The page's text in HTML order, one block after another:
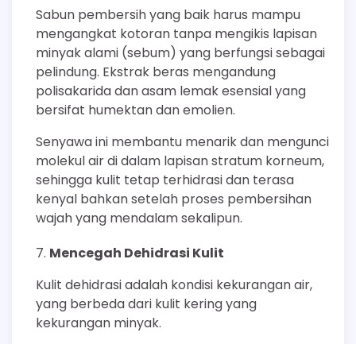
Sabun pembersih yang baik harus mampu
mengangkat kotoran tanpa mengikis lapisan
minyak alami (sebum) yang berfungsi sebagai
pelindung. Ekstrak beras mengandung
polisakarida dan asam lemak esensial yang
bersifat humektan dan emolien.
Senyawa ini membantu menarik dan mengunci
molekul air di dalam lapisan stratum korneum,
sehingga kulit tetap terhidrasi dan terasa
kenyal bahkan setelah proses pembersihan
wajah yang mendalam sekalipun.
Mencegah Dehidrasi Kulit
Kulit dehidrasi adalah kondisi kekurangan air,
yang berbeda dari kulit kering yang
kekurangan minyak.